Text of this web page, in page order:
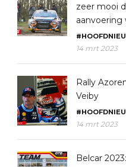
zeer mooi
14 mrt 2023
Rally
Veiby
14 mrt 2023
Belcar